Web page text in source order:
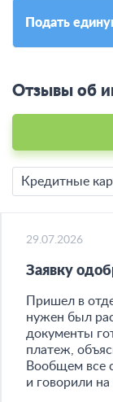
Подать
Отзывы об
Кредитные
29.07.2026
Заявку
Пришел в
нужен был
документы
платеж,
Вообщем все
и говорили на